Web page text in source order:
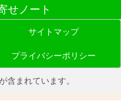
せノート
サイトマップ
プライバシーポリシー
含まれています。